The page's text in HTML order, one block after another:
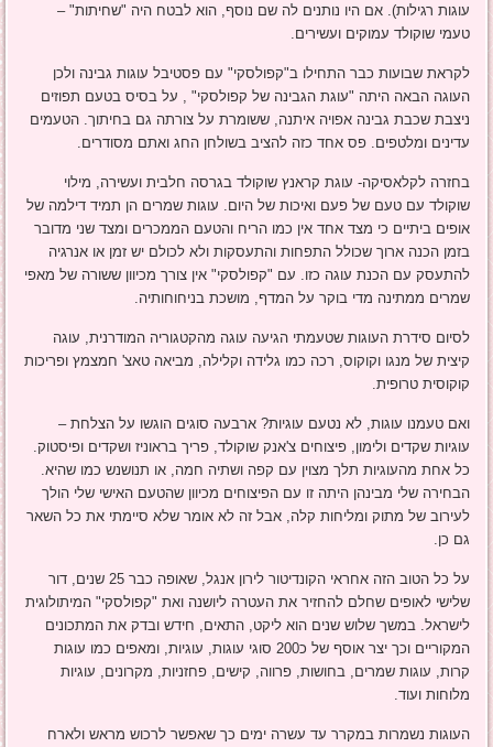
עוגות רגילות). אם היו נותנים לה שם נוסף, הוא לבטח היה "שחיתות" –
טעמי שוקולד עמוקים ועשירים.
לקראת שבועות כבר התחילו ב"קפולסקי" עם פסטיבל עוגות גבינה ולכן
העוגה הבאה היתה "עוגת הגבינה של קפולסקי" , על בסיס בטעם תפוזים
ניצבת שכבת גבינה אפויה איתנה, ששומרת על צורתה גם בחיתוך. הטעמים
עדינים ומלטפים. פס אחד כזה להציב בשולחן החג ואתם מסודרים.
בחזרה לקלאסיקה- עוגת קראנץ שוקולד בגרסה חלבית ועשירה, מילוי
שוקולד עם טעם של פעם ואיכות של היום. עוגות שמרים הן תמיד דילמה של
אופים ביתיים כי מצד אחד אין כמו הריח והטעם הממכרים ומצד שני מדובר
בזמן הכנה ארוך שכולל התפחות והתעסקות ולא לכולם יש זמן או אנרגיה
להתעסק עם הכנת עוגה כזו. עם "קפולסקי" אין צורך מכיוון ששורה של מאפי
שמרים ממתינה מדי בוקר על המדף, מושכת בניחוחותיה.
לסיום סידרת העוגות שטעמתי הגיעה עוגה מהקטגוריה המודרנית, עוגה
קיצית של מנגו וקוקוס, רכה כמו גלידה וקלילה, מביאה טאצ' חמצמץ ופריכות
קוקוסית טרופית.
ואם טעמנו עוגות, לא נטעם עוגיות? ארבעה סוגים הוגשו על הצלחת –
עוגיות שקדים ולימון, פיצוחים צ'אנק שוקולד, פריך בראוניז ושקדים ופיסטוק.
כל אחת מהעוגיות תלך מצוין עם קפה ושתיה חמה, או תנושנש כמו שהיא.
הבחירה שלי מבינהן היתה זו עם הפיצוחים מכיוון שהטעם האישי שלי הולך
לעירוב של מתוק ומליחות קלה, אבל זה לא אומר שלא סיימתי את כל השאר
גם כן.
על כל הטוב הזה אחראי הקונדיטור לירון אנגל, שאופה כבר 25 שנים, דור
שלישי לאופים שחלם להחזיר את העטרה ליושנה ואת "קפולסקי" המיתולוגית
לישראל. במשך שלוש שנים הוא ליקט, התאים, חידש ובדק את המתכונים
המקוריים וכך יצר אוסף של כ200 סוגי עוגות, עוגיות, ומאפים כמו עוגות
קרות, עוגות שמרים, בחושות, פרווה, קישים, פחזניות, מקרונים, עוגיות
מלוחות ועוד.
העוגות נשמרות במקרר עד עשרה ימים כך שאפשר לרכוש מראש ולארח